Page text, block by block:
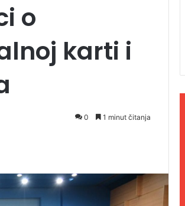
o
karti i
0 1 minut čitanja